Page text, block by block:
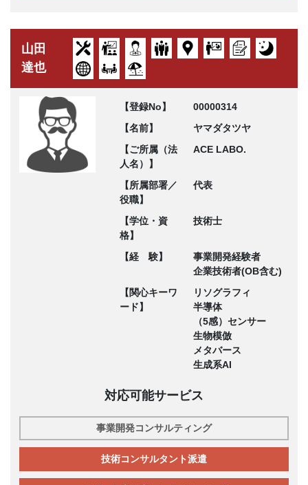
山田
達也
【登録No】
00000314
【名前】
ヤマダタツヤ
【ご所属（法
人名）】
ACE LABO.
【所属部署／
役職】
代表
【学位・資
格】
技術士
【経 験】
事業開発経験者
企業技術者(OB含む)
【関心キーワ
ード】
リソグラフィ
半導体
（5感）センサー
生物模倣
メタバース
生成系AI
対応可能サービス
事業開発コンサルティング
技術コンサルタント派遣